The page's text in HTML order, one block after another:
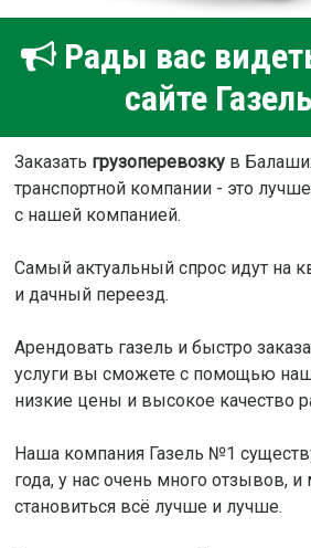
Рады вас
сайте
Заказать грузоперевозкув
транспортной компании - это
с нашей компанией.
Самый актуальный спрос идут на
и дачный переезд.
Арендовать газель и быстро
услуги вы сможете с помощью
низкие цены и высокое качество
Наша компания Газель №1
года, у нас очень много отзывов,
становиться всё лучше и лучше.